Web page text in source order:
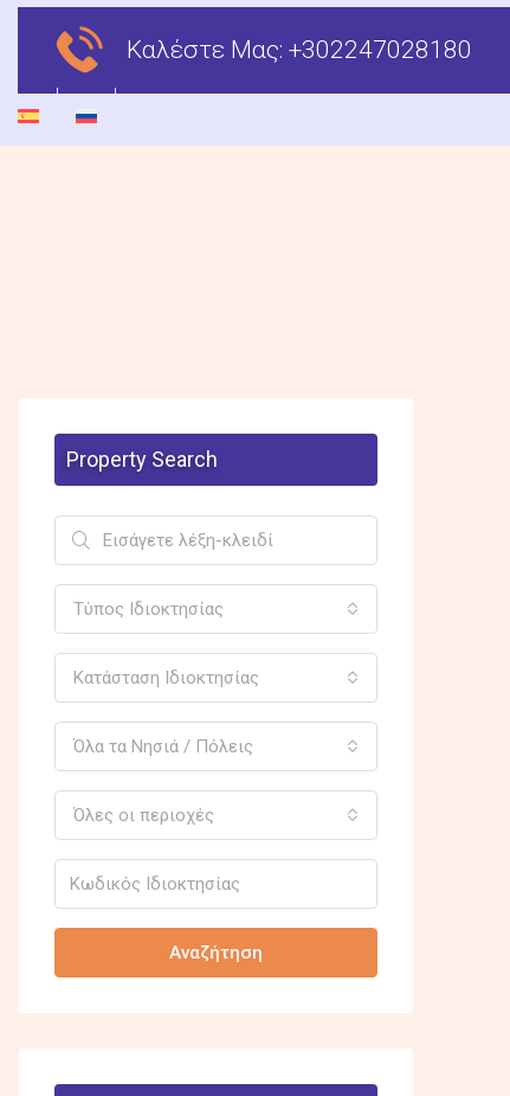
Καλέστε Μας: +302247028180
Property Search
Τύπος Ιδιοκτησίας
Κατάσταση Ιδιοκτησίας
Όλα τα Νησιά / Πόλεις
Όλες οι περιοχές
Αναζήτηση